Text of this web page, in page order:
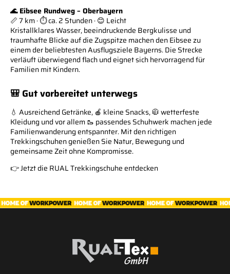
🌊 Eibsee Rundweg – Oberbayern
📏 7 km · ⏱️ ca. 2 Stunden · 😊 Leicht
Kristallklares Wasser, beeindruckende Bergkulisse und
traumhafte Blicke auf die Zugspitze machen den Eibsee zu
einem der beliebtesten Ausflugsziele Bayerns. Die Strecke
verläuft überwiegend flach und eignet sich hervorragend für
Familien mit Kindern.
🎒 Gut vorbereitet unterwegs
💧 Ausreichend Getränke, 🍎 kleine Snacks, 🧥 wetterfeste
Kleidung und vor allem 🥾 passendes Schuhwerk machen jede
Familienwanderung entspannter. Mit den richtigen
Trekkingschuhen genießen Sie Natur, Bewegung und
gemeinsame Zeit ohne Kompromisse.
👉Jetzt die RUAL Trekkingschuhe entdecken